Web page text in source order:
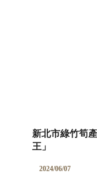
新北市綠竹筍
王」
2024/06/07